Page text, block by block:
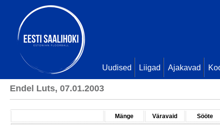
Uudised Liigad Ajakavad
Endel Luts, 07.01.2003
Mänge Väravaid
Sööte